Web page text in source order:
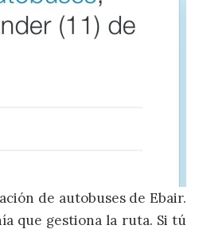
de autobuses de Ebair.
que gestiona la ruta. Si tú